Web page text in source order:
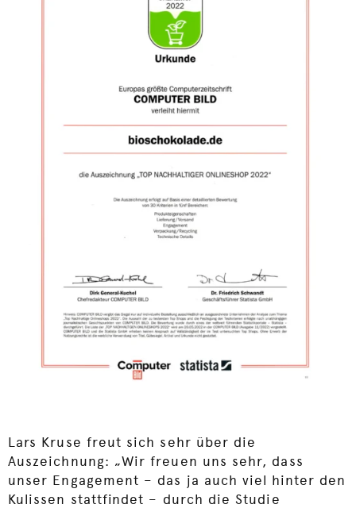
Lars Kruse freut sich sehr über die
Auszeichnung: „Wir freuen uns sehr, dass
unser Engagement – das ja auch viel hinter den
Kulissen stattfindet – durch die Studie